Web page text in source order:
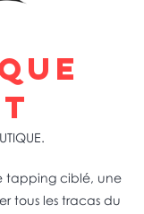
tapping ciblé, une
tous les tracas du